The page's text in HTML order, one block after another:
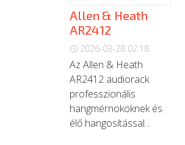
Allen & Heath
AR2412
2026-03-28 02:18
Az Allen & Heath
AR2412 audiorack
professzionális
hangmérnököknek és
élő hangosítással...